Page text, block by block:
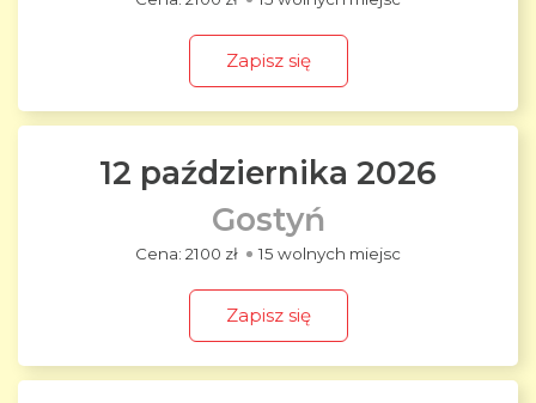
Zapisz się
12 października 2026
Gostyń
2100 zł 15 wolnych miejsc
Zapisz się